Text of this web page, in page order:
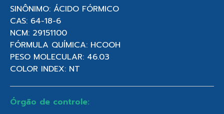
SINÔNIMO: ÁCIDO FÓRMICO
CAS: 64-18-6
NCM: 29151100
FÓRMULA QUÍMICA: HCOOH
PESO MOLECULAR: 46.03
COLOR INDEX: NT
Órgão de controle: